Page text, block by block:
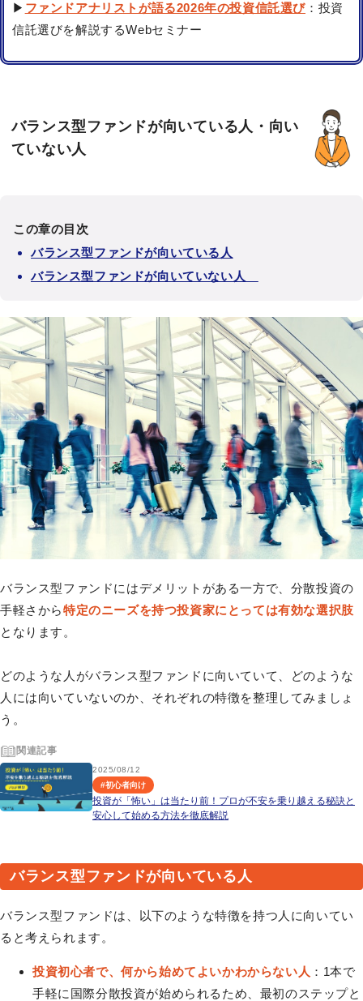
▶ ファンドアナリストが語る2026年の投資信託選び ：投資
信託選びを解説するWebセミナー
バランス型ファンドが向いている人・向い
ていない人
この章の目次
バランス型ファンドが向いている人
バランス型ファンドが向いていない人
バランス型ファンドにはデメリットがある一方で、分散投資の
手軽さから特定のニーズを持つ投資家にとっては有効な選択肢
となります。
どのような人がバランス型ファンドに向いていて、どのような
人には向いていないのか、それぞれの特徴を整理してみましょ
う。
関連記事
2025/08/12
#初心者向け
投資が「怖い」は当たり前！プロが不安を乗り越える秘訣と
安心して始める方法を徹底解説
バランス型ファンドが向いている人
バランス型ファンドは、以下のような特徴を持つ人に向いてい
ると考えられます。
投資初心者で、何から始めてよいかわからない人 ：1本で
手軽に国際分散投資が始められるため、最初のステップと